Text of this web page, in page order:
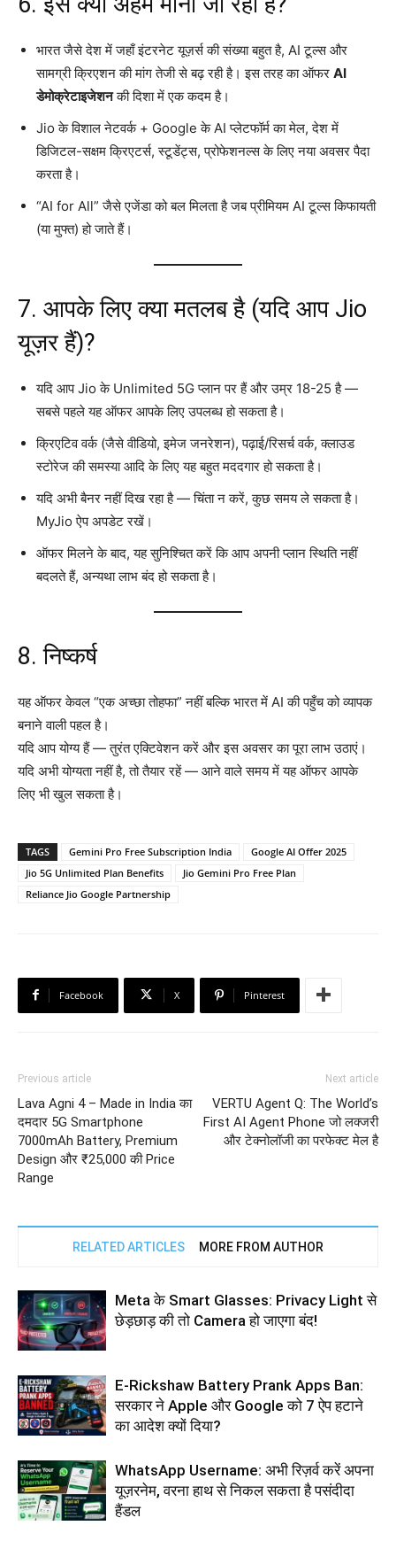
भारत जैसे देश में जहाँ इंटरनेट यूज़र्स की संख्या बहुत है, AI टूल्स और
सामग्री क्रिएशन की मांग तेजी से बढ़ रही है। इस तरह का ऑफर AI
डेमोक्रेटाइजेशनकी दिशा में एक कदम है।
Jio के विशाल नेटवर्क + Google के AI प्लेटफॉर्म का मेल, देश में
डिजिटल-सक्षम क्रिएटर्स, स्टूडेंट्स, प्रोफेशनल्स के लिए नया अवसर पैदा
करता है।
“AI for All” जैसे एजेंडा को बल मिलता है जब प्रीमियम AI टूल्स किफायती
(या मुफ्त) हो जाते हैं।
7. आपके लिए क्या मतलब है (यदि आप Jio
यूज़र हैं)?
यदि आप Jio के Unlimited 5G प्लान पर हैं और उम्र 18-25 है —
सबसे पहले यह ऑफर आपके लिए उपलब्ध हो सकता है।
क्रिएटिव वर्क (जैसे वीडियो, इमेज जनरेशन), पढ़ाई/रिसर्च वर्क, क्लाउड
स्टोरेज की समस्या आदि के लिए यह बहुत मददगार हो सकता है।
यदि अभी बैनर नहीं दिख रहा है — चिंता न करें, कुछ समय ले सकता है।
MyJio ऐप अपडेट रखें।
ऑफर मिलने के बाद, यह सुनिश्चित करें कि आप अपनी प्लान स्थिति नहीं
बदलते हैं, अन्यथा लाभ बंद हो सकता है।
8. निष्कर्ष
यह ऑफर केवल “एक अच्छा तोहफा” नहीं बल्कि भारत में AI की पहुँच को व्यापक
बनाने वाली पहल है।
यदि आप योग्य हैं — तुरंत एक्टिवेशन करें और इस अवसर का पूरा लाभ उठाएं।
यदि अभी योग्यता नहीं है, तो तैयार रहें — आने वाले समय में यह ऑफर आपके
लिए भी खुल सकता है।
TAGS Gemini Pro Free Subscription India
Google AI Offer 2025
Jio 5G Unlimited Plan Benefits
Jio Gemini Pro Free Plan
Reliance Jio Google Partnership
Facebook X Pinterest
Previous article
Lava Agni 4 – Made in India का
दमदार 5G Smartphone
7000mAh Battery, Premium
Design और ₹25,000 की Price
Range
Next article
VERTU Agent Q: The World’s
First AI Agent Phone जो लक्जरी
और टेक्नोलॉजी का परफेक्ट मेल है
RELATED ARTICLES MORE FROM AUTHOR
Meta के Smart Glasses: Privacy Light से
छेड़छाड़ की तो Camera हो जाएगा बंद!
E-Rickshaw Battery Prank Apps Ban:
सरकार ने Apple और Google को 7 ऐप हटाने
का आदेश क्यों दिया?
WhatsApp Username: अभी रिज़र्व करें अपना
यूज़रनेम, वरना हाथ से निकल सकता है पसंदीदा
हैंडल